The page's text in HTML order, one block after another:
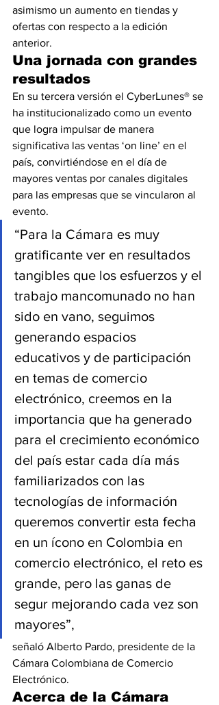
asimismo un aumento en tiendas y
ofertas con respecto a la edición
anterior.
Una jornada con grandes
resultados
En su tercera versión el CyberLunes® se
ha institucionalizado como un evento
que logra impulsar de manera
significativa las ventas ‘on line’ en el
país, convirtiéndose en el día de
mayores ventas por canales digitales
para las empresas que se vincularon al
evento.
“Para la Cámara es muy
gratificante ver en resultados
tangibles que los esfuerzos y el
trabajo mancomunado no han
sido en vano, seguimos
generando espacios
educativos y de participación
en temas de comercio
electrónico, creemos en la
importancia que ha generado
para el crecimiento económico
del país estar cada día más
familiarizados con las
tecnologías de información
queremos convertir esta fecha
en un ícono en Colombia en
comercio electrónico, el reto es
grande, pero las ganas de
segur mejorando cada vez son
mayores”,
señaló Alberto Pardo, presidente de la
Cámara Colombiana de Comercio
Electrónico.
Acerca de la Cámara